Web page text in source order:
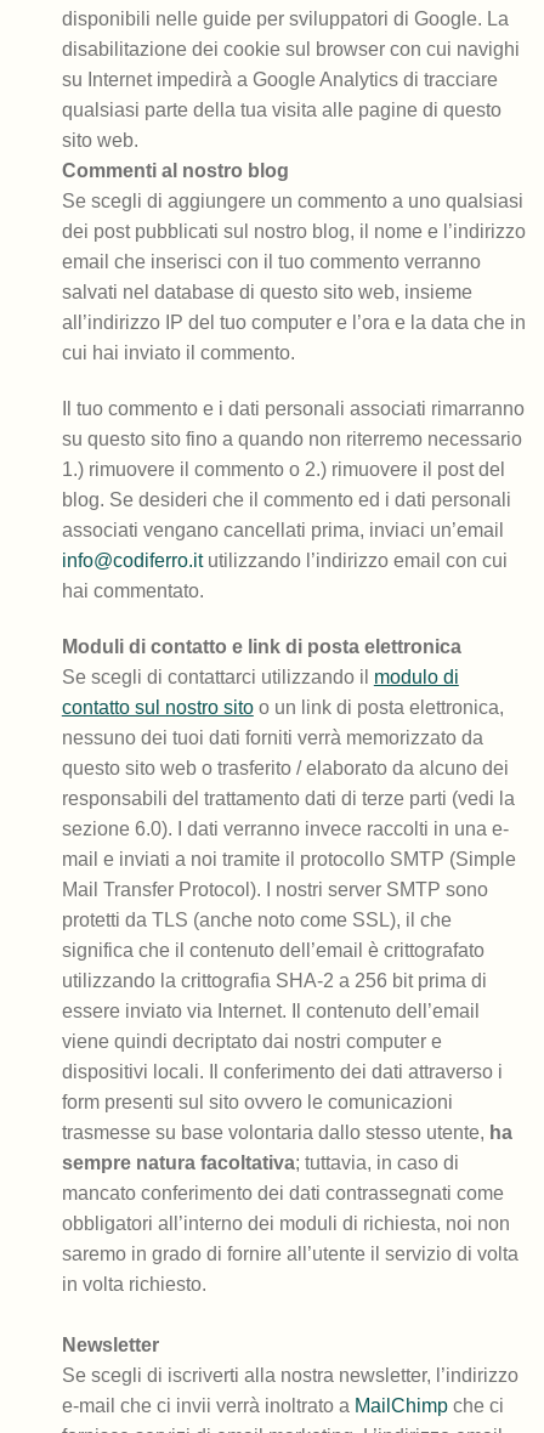
disponibili nelle guide per sviluppatori di Google. La
disabilitazione dei cookie sul browser con cui navighi
su Internet impedirà a Google Analytics di tracciare
qualsiasi parte della tua visita alle pagine di questo
sito web.
Commenti al nostro blog
Se scegli di aggiungere un commento a uno qualsiasi
dei post pubblicati sul nostro blog, il nome e l’indirizzo
email che inserisci con il tuo commento verranno
salvati nel database di questo sito web, insieme
all’indirizzo IP del tuo computer e l’ora e la data che in
cui hai inviato il commento.
Il tuo commento e i dati personali associati rimarranno
su questo sito fino a quando non riterremo necessario
1.) rimuovere il commento o 2.) rimuovere il post del
blog. Se desideri che il commento ed i dati personali
associati vengano cancellati prima, inviaci un’email
info@codiferro.itutilizzando l’indirizzo email con cui
hai commentato.
Moduli di contatto e link di posta elettronica
Se scegli di contattarci utilizzando il modulo di
contatto sul nostro sitoo un link di posta elettronica,
nessuno dei tuoi dati forniti verrà memorizzato da
questo sito web o trasferito / elaborato da alcuno dei
responsabili del trattamento dati di terze parti (vedi la
sezione 6.0). I dati verranno invece raccolti in una e-
mail e inviati a noi tramite il protocollo SMTP (Simple
Mail Transfer Protocol). I nostri server SMTP sono
protetti da TLS (anche noto come SSL), il che
significa che il contenuto dell’email è crittografato
utilizzando la crittografia SHA-2 a 256 bit prima di
essere inviato via Internet. Il contenuto dell’email
viene quindi decriptato dai nostri computer e
dispositivi locali. Il conferimento dei dati attraverso i
form presenti sul sito ovvero le comunicazioni
trasmesse su base volontaria dallo stesso utente, ha
sempre natura facoltativa; tuttavia, in caso di
mancato conferimento dei dati contrassegnati come
obbligatori all’interno dei moduli di richiesta, noi non
saremo in grado di fornire all’utente il servizio di volta
in volta richiesto.
Newsletter
Se scegli di iscriverti alla nostra newsletter, l’indirizzo
e-mail che ci invii verrà inoltrato a MailChimpche ci